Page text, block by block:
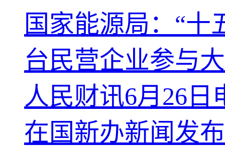
国家能源局：“十
台民营企业参与
人民财讯6月26
在国新办新闻发